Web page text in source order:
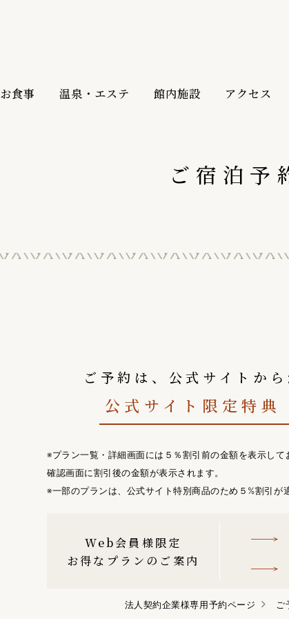
お食事 温泉・エステ 館内施設 アクセス
ご宿泊予
ご予約は、公式サイトから
公式サイト限定特典
※プラン一覧・詳細画面には５％割引前の金額を表示し
確認画面に割引後の金額が表示されます。
※一部のプランは、公式サイト特別商品のため５%割引が
Web会員様限定
お得なプランのご案内
法人契約企業様専用予約ページ ご